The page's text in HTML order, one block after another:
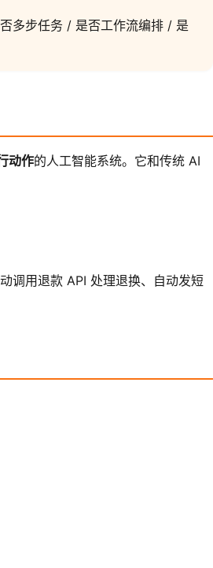
多步任务 / 是否工作流编排 / 是
动作的人工智能系统。它和传统 AI
调用退款 API 处理退换、自动发短